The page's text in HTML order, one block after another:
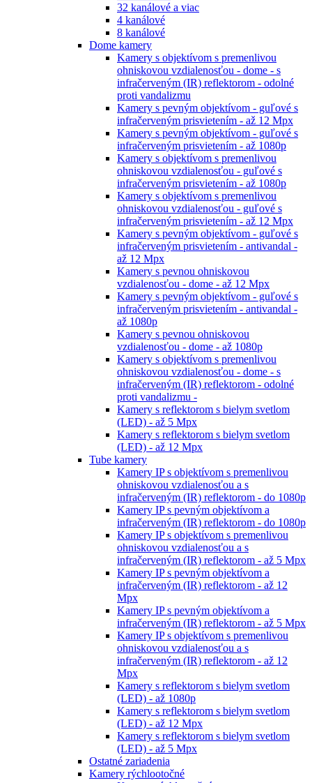
32 kanálové a viac
4 kanálové
8 kanálové
Dome kamery
Kamery s objektívom s premenlivou
ohniskovou vzdialenosťou - dome - s
infračerveným (IR) reflektorom - odolné
proti vandalizmu
Kamery s pevným objektívom - guľové s
infračerveným prisvietením - až 12 Mpx
Kamery s pevným objektívom - guľové s
infračerveným prisvietením - až 1080p
Kamery s objektívom s premenlivou
ohniskovou vzdialenosťou - guľové s
infračerveným prisvietením - až 1080p
Kamery s objektívom s premenlivou
ohniskovou vzdialenosťou - guľové s
infračerveným prisvietením - až 12 Mpx
Kamery s pevným objektívom - guľové s
infračerveným prisvietením - antivandal -
až 12 Mpx
Kamery s pevnou ohniskovou
vzdialenosťou - dome - až 12 Mpx
Kamery s pevným objektívom - guľové s
infračerveným prisvietením - antivandal -
až 1080p
Kamery s pevnou ohniskovou
vzdialenosťou - dome - až 1080p
Kamery s objektívom s premenlivou
ohniskovou vzdialenosťou - dome - s
infračerveným (IR) reflektorom - odolné
proti vandalizmu -
Kamery s reflektorom s bielym svetlom
(LED) - až 5 Mpx
Kamery s reflektorom s bielym svetlom
(LED) - až 12 Mpx
Tube kamery
Kamery IP s objektívom s premenlivou
ohniskovou vzdialenosťou a s
infračerveným (IR) reflektorom - do 1080p
Kamery IP s pevným objektívom a
infračerveným (IR) reflektorom - do 1080p
Kamery IP s objektívom s premenlivou
ohniskovou vzdialenosťou a s
infračerveným (IR) reflektorom - až 5 Mpx
Kamery IP s pevným objektívom a
infračerveným (IR) reflektorom - až 12
Mpx
Kamery IP s pevným objektívom a
infračerveným (IR) reflektorom - až 5 Mpx
Kamery IP s objektívom s premenlivou
ohniskovou vzdialenosťou a s
infračerveným (IR) reflektorom - až 12
Mpx
Kamery s reflektorom s bielym svetlom
(LED) - až 1080p
Kamery s reflektorom s bielym svetlom
(LED) - až 12 Mpx
Kamery s reflektorom s bielym svetlom
(LED) - až 5 Mpx
Ostatné zariadenia
Kamery rýchlootočné